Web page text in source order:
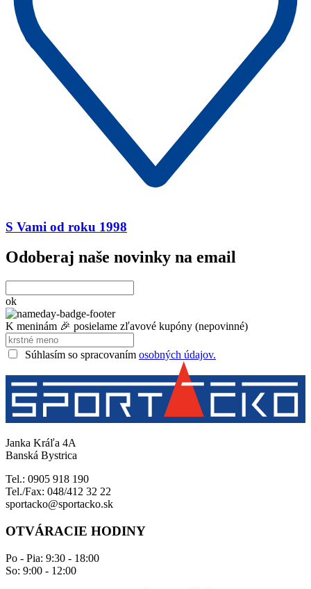
S Vami od roku 1998
Odoberaj naše novinky na email
ok
K meninám 🎉 posielame zľavové kupóny (nepovinné)
Súhlasím so spracovaním osobných údajov.
Janka Kráľa 4A
Banská Bystrica
Tel.: 0905 918 190
Tel./Fax: 048/412 32 22
sportacko@sportacko.sk
OTVÁRACIE HODINY
Po - Pia: 9:30 - 18:00
So: 9:00 - 12:00